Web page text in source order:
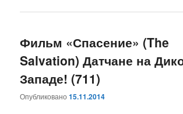
Фильм «Спасение» (The
Salvation) Датчане на
Западе! (711)
Опубликовано15.11.2014